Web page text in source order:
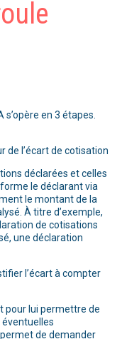
en 3 étapes.
de l’écart de cotisation
déclarées et celles
le déclarant via
le montant de la
À titre d’exemple,
de cotisations
une déclaration
l’écart à compter
pour lui permettre de
éventuelles
de demander